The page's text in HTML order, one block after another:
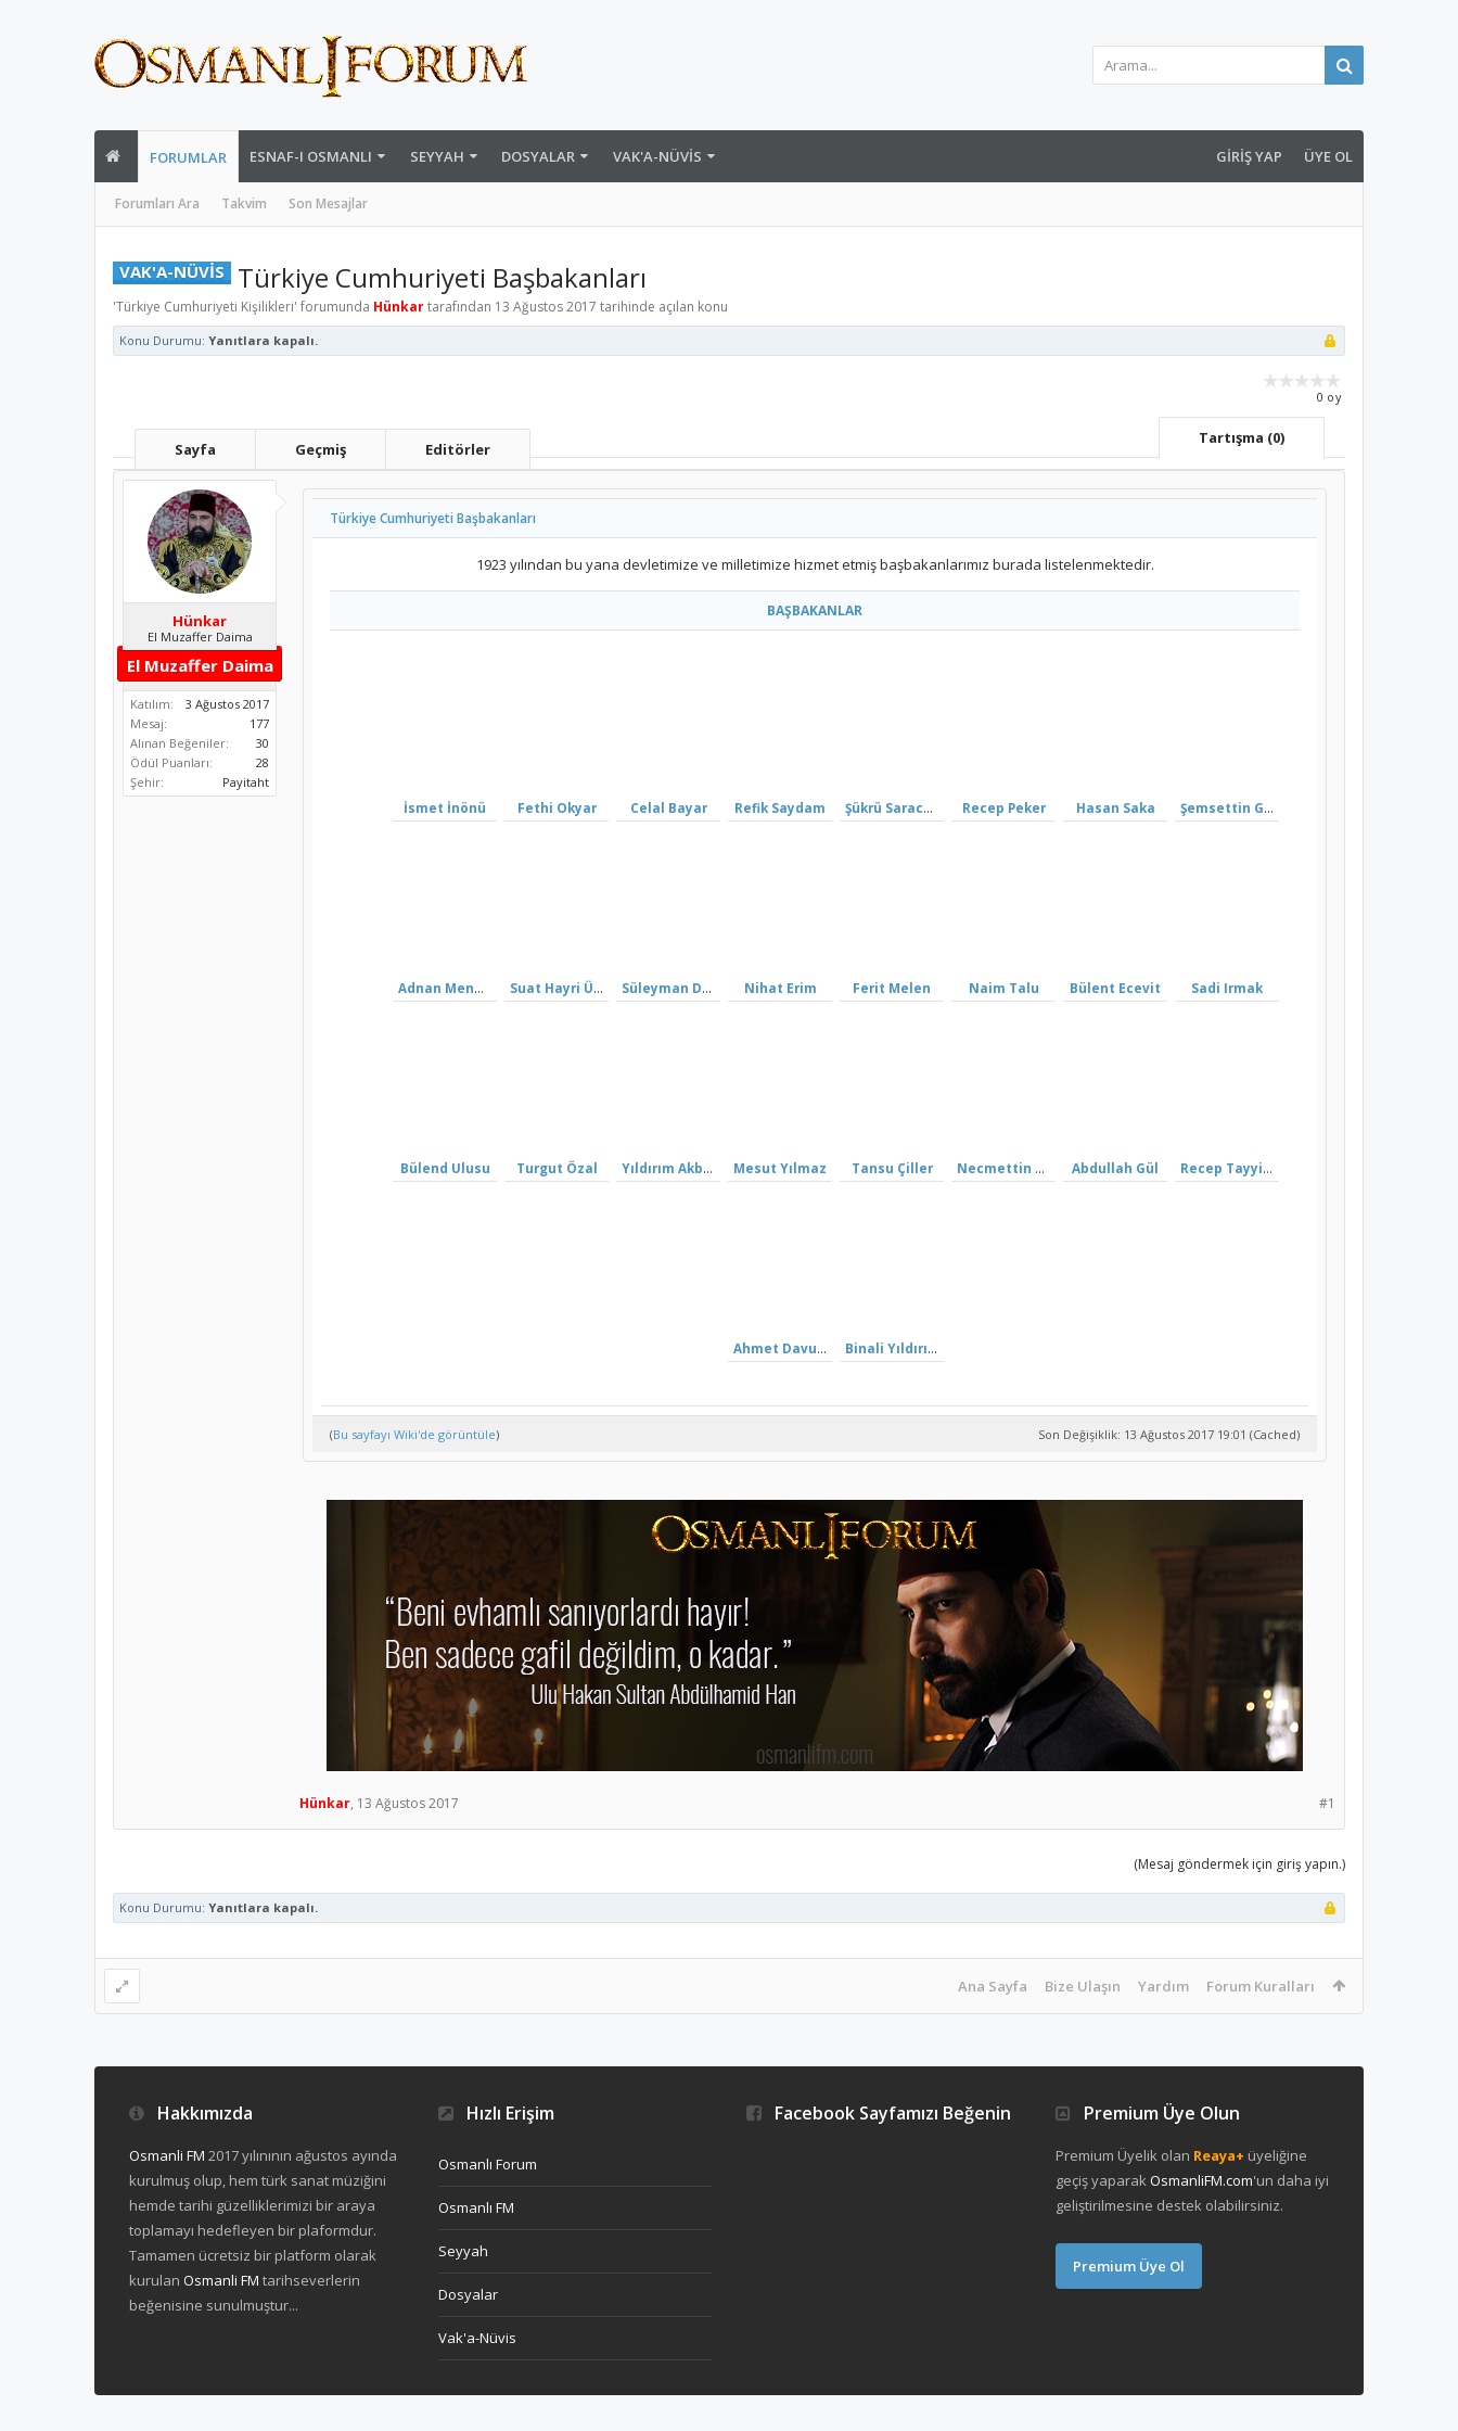
FORUMLAR
Forumları Ara Takvim Son Mesajlar
ESNAF-I OSMANLI SEYYAH DOSYALAR VAK'A-NÜVIS GIRIŞ YAP ÜYE OL
VAK'A-NÜVİS Türkiye Cumhuriyeti Başbakanları
'Türkiye Cumhuriyeti Kişilikleri' forumunda Hünkartarafından 13 Ağustos 2017 tarihinde açılan konu
Konu Durumu: Yanıtlara kapalı.
0 oy
Tartışma (0)
Sayfa Geçmiş Editörler
Hünkar
El Muzaffer Daima
El Muzaffer Daima
Katılım:
3 Ağustos 2017
Mesaj:
177
Alınan Beğeniler:
30
Ödül Puanları:
28
Şehir:
Payitaht
Türkiye Cumhuriyeti Başbakanları
1923 yılından bu yana devletimize ve milletimize hizmet etmiş başbakanlarımız burada listelenmektedir.
BAŞBAKANLAR
İsmet İnönü Fethi Okyar Celal Bayar Refik Saydam Şükrü Saracoğlu Recep Peker Hasan Saka Şemsettin Günaltay
Adnan Menderes Suat Hayri Ürgüplü Süleyman Demirel Nihat Erim Ferit Melen Naim Talu Bülent Ecevit Sadi Irmak
Bülend Ulusu Turgut Özal Yıldırım Akbulut Mesut Yılmaz Tansu Çiller Necmettin Erbakan Abdullah Gül Recep Tayyip Erdoğan
Ahmet Davutoğlu Binali Yıldırım
(Bu sayfayı Wiki'de görüntüle) Son Değişiklik: 13 Ağustos 2017 19:01 (Cached)
#1
Hünkar, 13 Ağustos 2017
(Mesaj göndermek için giriş yapın.)
Konu Durumu: Yanıtlara kapalı.
Ana Sayfa Bize Ulaşın Yardım Forum Kuralları
Hakkımızda
Osmanli FM 2017 yılınının ağustos ayında
kurulmuş olup, hem türk sanat müziğini
hemde tarihi güzelliklerimizi bir araya
toplamayı hedefleyen bir plaformdur.
Tamamen ücretsiz bir platform olarak
kurulan Osmanli FM tarihseverlerin
beğenisine sunulmuştur...
Hızlı Erişim
Osmanlı Forum
Osmanlı FM
Seyyah
Dosyalar
Vak'a-Nüvis
Facebook Sayfamızı Beğenin Premium Üye Olun
Premium Üyelik olan Reaya+ üyeliğine
geçiş yaparakOsmanliFM.com'un daha iyi
geliştirilmesine destek olabilirsiniz.
Premium Üye Ol